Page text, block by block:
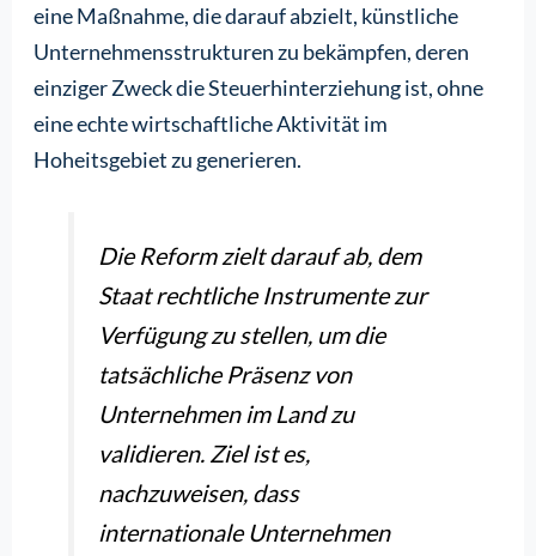
eine Maßnahme, die darauf abzielt, künstliche
Unternehmensstrukturen zu bekämpfen, deren
einziger Zweck die Steuerhinterziehung ist, ohne
eine echte wirtschaftliche Aktivität im
Hoheitsgebiet zu generieren.
Die Reform zielt darauf ab, dem
Staat rechtliche Instrumente zur
Verfügung zu stellen, um die
tatsächliche Präsenz von
Unternehmen im Land zu
validieren. Ziel ist es,
nachzuweisen, dass
internationale Unternehmen